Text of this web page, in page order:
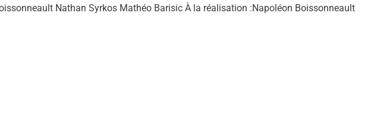
Nathan Syrkos Mathéo Barisic À la réalisation :Napoléon Boissonneault